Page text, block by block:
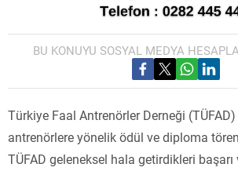
BU KONUYU SOSYAL MEDYA
Türkiye Faal Antrenörler Derneği
antrenörlere yönelik ödül ve diploma
TÜFAD geleneksel hala getirdikleri